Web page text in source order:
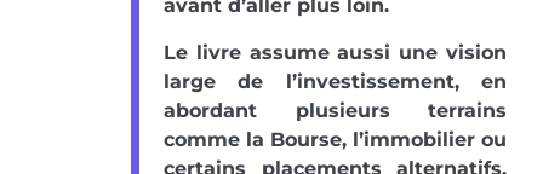
avant d’aller plus loin.
Le livre assume aussi une vision
large de l’investissement, en
abordant plusieurs terrains
comme la Bourse, l’immobilier ou
certains placements alternatifs.